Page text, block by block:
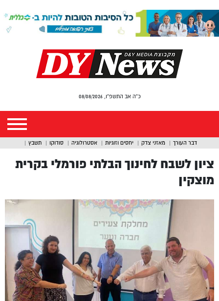
כ"ה אב התשפ"ו, 08/08/2026
דבר העורך מאזני צדק יחסים וזוגיות אסטרולוגיה סודוקו תשבץ
ציון לשבח לחינוך הבלתי פורמלי בקרית
מוצקין